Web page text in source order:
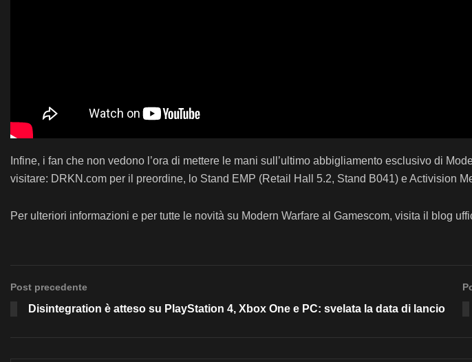
Infine, i fan che non vedono l’ora di mettere le mani sull’ultimo abbigliamento esclusivo di
visitare: DRKN.com per il preordine, lo Stand EMP (Retail Hall 5.2, Stand B041) e Activision
Per ulteriori informazioni e per tutte le novità su Modern Warfare al Gamescom, visita il blog
Post precedente
Disintegration è atteso su PlayStation 4, Xbox One e PC: svelata la data di lancio